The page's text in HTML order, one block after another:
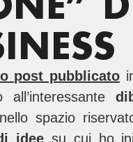
post pubblicato
all’interessante
nello spazio
idee su cui ho